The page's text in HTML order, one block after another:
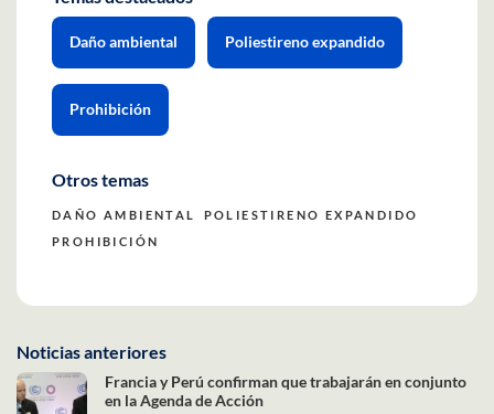
Daño ambiental Poliestireno expandido
Prohibición
Otros temas
DAÑO AMBIENTAL
POLIESTIRENO EXPANDIDO
PROHIBICIÓN
Noticias anteriores
Francia y Perú confirman que trabajarán en conjunto
en la Agenda de Acción